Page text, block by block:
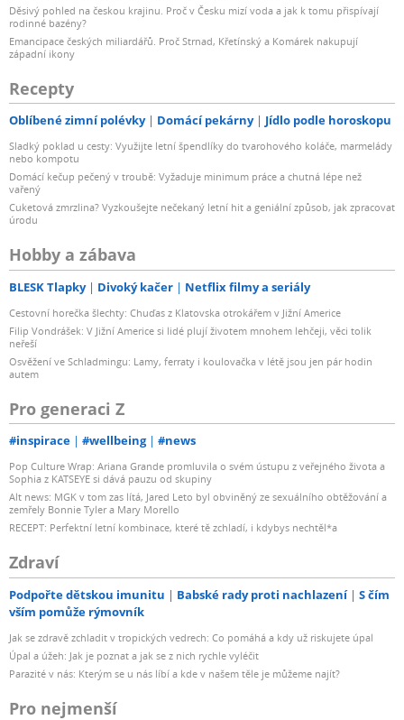
Děsivý pohled na českou krajinu. Proč v Česku mizí voda a jak k tomu přispívají
rodinné bazény?
Emancipace českých miliardářů. Proč Strnad, Křetínský a Komárek nakupují
západní ikony
Recepty
Oblíbené zimní polévky Domácí pekárny Jídlo podle horoskopu
Sladký poklad u cesty: Využijte letní špendlíky do tvarohového koláče, marmelády
nebo kompotu
Domácí kečup pečený v troubě: Vyžaduje minimum práce a chutná lépe než
vařený
Cuketová zmrzlina? Vyzkoušejte nečekaný letní hit a geniální způsob, jak zpracovat
úrodu
Hobby a zábava
BLESK Tlapky Divoký kačer Netflix filmy a seriály
Cestovní horečka šlechty: Chuďas z Klatovska otrokářem v Jižní Americe
Filip Vondrášek: V Jižní Americe si lidé plují životem mnohem lehčeji, věci tolik
neřeší
Osvěžení ve Schladmingu: Lamy, ferraty i koulovačka v létě jsou jen pár hodin
autem
Pro generaci Z
#inspirace #wellbeing #news
Pop Culture Wrap: Ariana Grande promluvila o svém ústupu z veřejného života a
Sophia z KATSEYE si dává pauzu od skupiny
Alt news: MGK v tom zas lítá, Jared Leto byl obviněný ze sexuálního obtěžování a
zemřely Bonnie Tyler a Mary Morello
RECEPT: Perfektní letní kombinace, které tě zchladí, i kdybys nechtěl*a
Zdraví
Podpořte dětskou imunitu Babské rady proti nachlazení
S čím
vším pomůže rýmovník
Jak se zdravě zchladit v tropických vedrech: Co pomáhá a kdy už riskujete úpal
Úpal a úžeh: Jak je poznat a jak se z nich rychle vyléčit
Parazité v nás: Kterým se u nás líbí a kde v našem těle je můžeme najít?
Pro nejmenší